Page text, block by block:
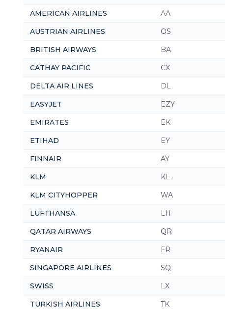
AMERICAN AIRLINES AA
AUSTRIAN AIRLINES OS
BRITISH AIRWAYS BA
CATHAY PACIFIC CX
DELTA AIR LINES DL
EASYJET EZY
EMIRATES EK
ETIHAD EY
FINNAIR AY
KLM KL
KLM CITYHOPPER WA
LUFTHANSA LH
QATAR AIRWAYS QR
RYANAIR FR
SINGAPORE AIRLINES SQ
SWISS LX
TURKISH AIRLINES TK